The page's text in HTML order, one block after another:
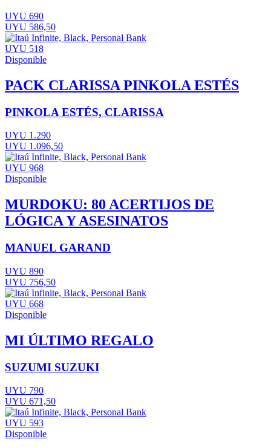
UYU 690
UYU 586,50
UYU 518
Disponible
PACK CLARISSA PINKOLA ESTÉS
PINKOLA ESTÉS, CLARISSA
UYU 1.290
UYU 1.096,50
UYU 968
Disponible
MURDOKU: 80 ACERTIJOS DE
LÓGICA Y ASESINATOS
MANUEL GARAND
UYU 890
UYU 756,50
UYU 668
Disponible
MI ÚLTIMO REGALO
SUZUMI SUZUKI
UYU 790
UYU 671,50
UYU 593
Disponible